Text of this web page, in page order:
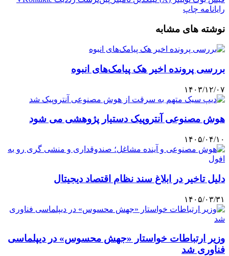
رایانامه چاپ
نوشته های مشابه
بررسی پرونده اخیر هک پیامک‌های انبوه
۱۴۰۳/۱۲/۰۷
هوش مصنوعی آنتروپیک دستیار پژوهشی می شود
۱۴۰۵/۰۴/۱۰
دلیل تاخیر در ابلاغ سند نظام اقتصاد دیجیتال
۱۴۰۵/۰۳/۳۱
وزیر ارتباطات خواستار «جهش محسوس» در دیپلماسی
فناوری شد